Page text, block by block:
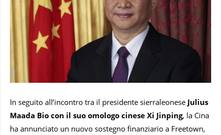
In seguito all’incontro tra il presidente sierraleonese Julius
Maada Bio con il suo omologo cinese Xi Jinping, la Cina
ha annunciato un nuovo sostegno finanziario a Freetown,